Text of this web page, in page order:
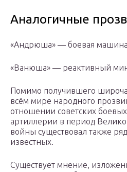
Аналогичные
«Андрюша» — боевая
«Ванюша» — реактивный
Помимо получившего
всём мире народного
отношении советских
артиллерии в период
войны существовал также
известных.
Существует мнение,